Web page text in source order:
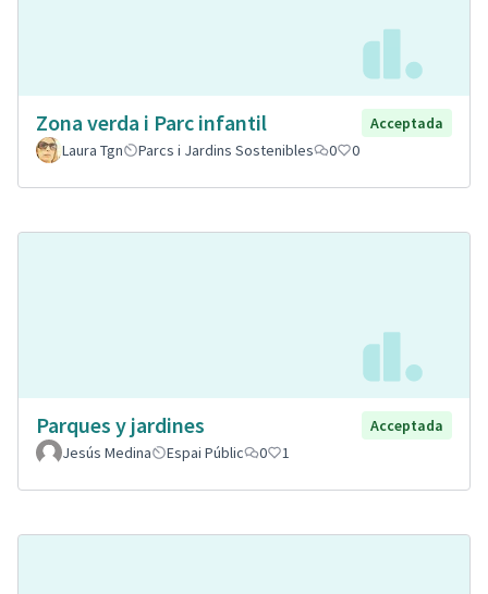
Zona verda i Parc infantil
Acceptada
Laura Tgn
Parcs i Jardins Sostenibles 0 0
Parques y jardines
Acceptada
Jesús Medina
Espai Públic 0 1